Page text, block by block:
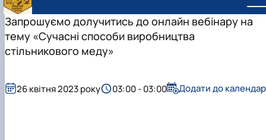
Можливості працевлаштування
Робочі програми
Практика студентів
Сертифікатні курси
Штучне виведення бджолиних маток
Тематики бакалаврських робіт
НАУКОВА ДІЯЛЬНІСТЬ
Наукова робота
Дорадча діяльність
Гурток "Бджільництво"
Головна
План роботи гуртка
Звіт про роботу гуртка
Аспірантура
МІЖНАРОЖНА ДІЯЛЬНІСТЬ
Запрошуємо долучитись до онлайн вебінару на
тему «Сучасні способи виробництва
стільникового меду»
26 квітня 2023 року 03:00 - 03:00 Додати до